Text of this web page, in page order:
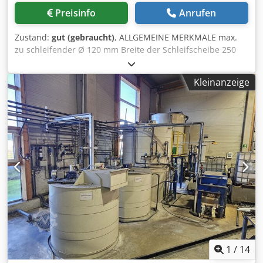
komplett neu Schaltschrank – neu, zweiteilig.
Preisinfo Anrufen
Zustand: gut (gebraucht), ALLGEMEINE MERKMALE max.
zu schleifender Ø 120 mm Breite der Schleifscheibe 250
mm Min. zu schleifender Ø 1 mm Ø Antriebsschleifscheibe
304 mm Ø Arbeitsscheibe 508 mm ABMESSUNGEN UND
GEWICHT Djdpfx Amerpnf Asvsck Höhe 1.700 mm Breite
1.500 mm Länge 2.750 mm Gewicht 4.000 kg ELEKTRISCHE
EIGENSCHAFTEN Leistung des Schleifkopfmotors 15 Kw
Leistung des Spindelkopfmotors 1,8kw Hydraulische
Motorleistung 1,1kw Gesamtleistung 20 kW Spannung
220/380 V
Kleinanzeige
1 / 14